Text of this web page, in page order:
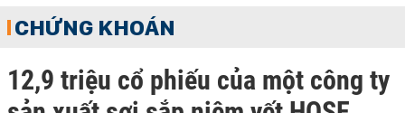
CHỨNG KHOÁN
12,9 triệu cổ phiếu của một công ty